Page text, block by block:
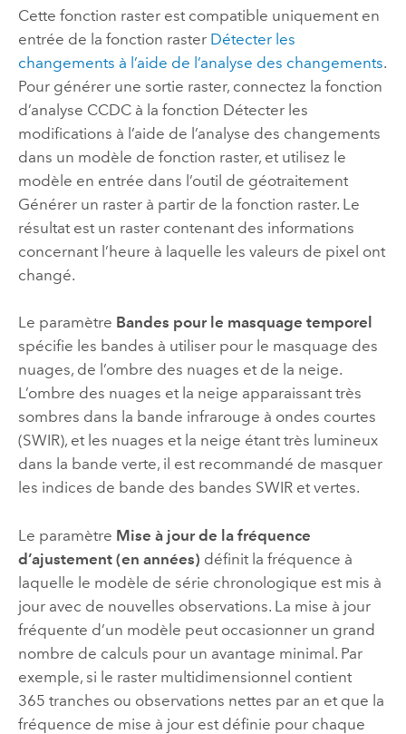
Cette fonction raster est compatible uniquement en
entrée de la fonction raster Détecter les
changements à l’aide de l’analyse des changements.
Pour générer une sortie raster, connectez la fonction
d’analyse CCDC à la fonction Détecter les
modifications à l’aide de l’analyse des changements
dans un modèle de fonction raster, et utilisez le
modèle en entrée dans l’outil de géotraitement
Générer un raster à partir de la fonction raster. Le
résultat est un raster contenant des informations
concernant l’heure à laquelle les valeurs de pixel ont
changé.
Le paramètre Bandes pour le masquage temporel
spécifie les bandes à utiliser pour le masquage des
nuages, de l’ombre des nuages et de la neige.
L’ombre des nuages et la neige apparaissant très
sombres dans la bande infrarouge à ondes courtes
(SWIR), et les nuages et la neige étant très lumineux
dans la bande verte, il est recommandé de masquer
les indices de bande des bandes SWIR et vertes.
Le paramètre Mise à jour de la fréquence
d’ajustement (en années) définit la fréquence à
laquelle le modèle de série chronologique est mis à
jour avec de nouvelles observations. La mise à jour
fréquente d’un modèle peut occasionner un grand
nombre de calculs pour un avantage minimal. Par
exemple, si le raster multidimensionnel contient
365 tranches ou observations nettes par an et que la
fréquence de mise à jour est définie pour chaque